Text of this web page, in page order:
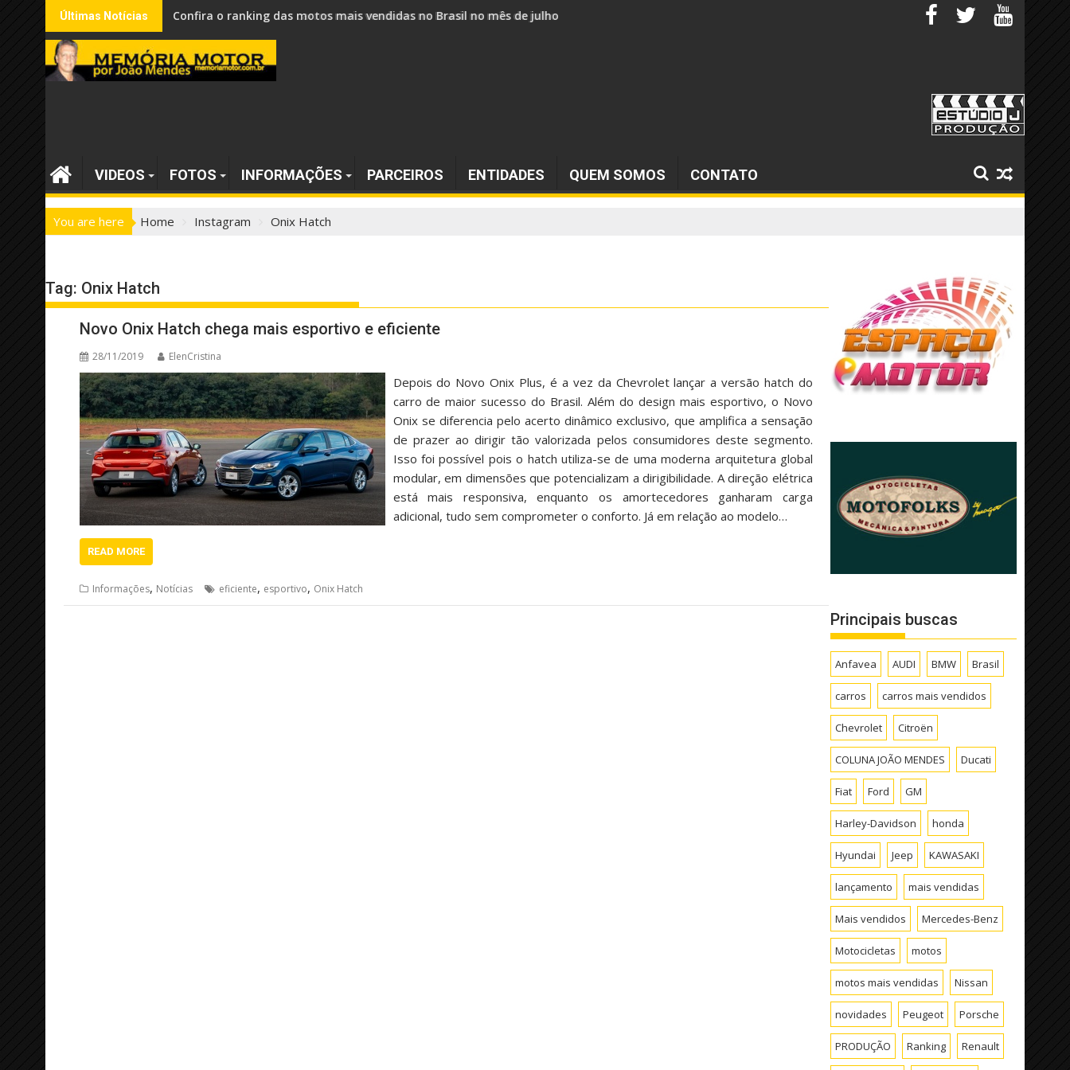
Skip
to
content
Últimas Notícias Confira o ranking dos carros mais vendidos no Brasil no mês de julho
VIDEOS FOTOS INFORMAÇÕES PARCEIROS ENTIDADES QUEM SOMOS CONTATO
You are here Home Instagram Onix Hatch
Tag: Onix Hatch
Novo Onix Hatch chega mais esportivo e eficiente
28/11/2019 ElenCristina
Depois do Novo Onix Plus, é a vez da Chevrolet lançar a versão hatch do
carro de maior sucesso do Brasil. Além do design mais esportivo, o Novo
Onix se diferencia pelo acerto dinâmico exclusivo, que amplifica a sensação
de prazer ao dirigir tão valorizada pelos consumidores deste segmento.
Isso foi possível pois o hatch utiliza-se de uma moderna arquitetura global
modular, em dimensões que potencializam a dirigibilidade. A direção elétrica
está mais responsiva, enquanto os amortecedores ganharam carga
adicional, tudo sem comprometer o conforto. Já em relação ao modelo…
READ MORE
Informações, Notícias eficiente, esportivo, Onix Hatch
Principais buscas
Anfavea AUDI BMW Brasil
carros carros mais vendidos
Chevrolet Citroën
COLUNA JOÃO MENDES Ducati
Fiat Ford GM
Harley-Davidson honda
Hyundai Jeep KAWASAKI
lançamento mais vendidas
Mais vendidos Mercedes-Benz
Motocicletas motos
motos mais vendidas Nissan
novidades Peugeot Porsche
PRODUÇÃO Ranking Renault